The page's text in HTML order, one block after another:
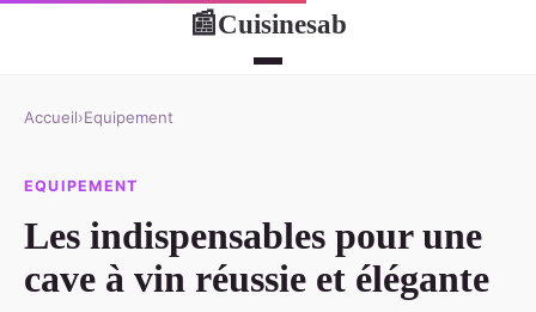
📰Cuisinesab
Accueil›Equipement
EQUIPEMENT
Les indispensables pour une
cave à vin réussie et élégante